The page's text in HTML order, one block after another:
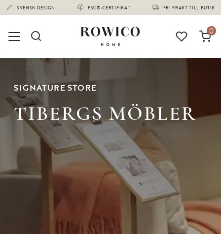
SVENSK DESIGN FSC®-CERTIFIKAT FRI FRAKT TILL BUTIK
(1673)
0
SIGNATURE STORE
TIBERGS MÖBLER